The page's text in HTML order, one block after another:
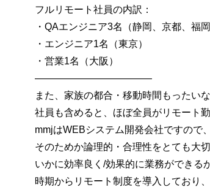
フルリモート社員の内訳：
・QAエンジニア3名（静岡、京都、福岡
・エンジニア1名（東京）
・営業1名（大阪）
————————————
また、家族の都合・移動時間もったい
社員も含めると、ほぼ全員がリモート
mmjはWEBシステム開発会社ですので
そのためか論理的・合理性をとても大
いかに効率良く/効果的に業務ができる
時期からリモート制度を導入しており